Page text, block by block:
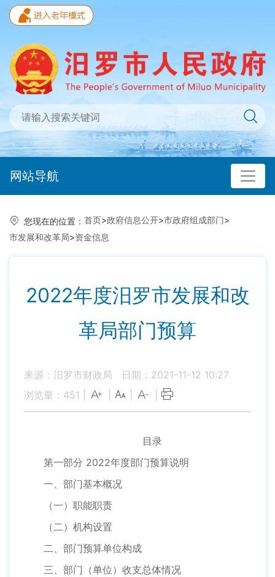
网站导航
您现在的位置： 首页>政府信息公开>市政府组成部门>
市发展和改革局>资金信息
2022年度汨罗市发展和改
革局部门预算
来源：汨罗市财政局
日期：2021-11-12 10:27
浏览量： 451
目录
第一部分 2022年度部门预算说明
一、部门基本概况
（一）职能职责
（二）机构设置
二、部门预算单位构成
三、部门（单位）收支总体情况